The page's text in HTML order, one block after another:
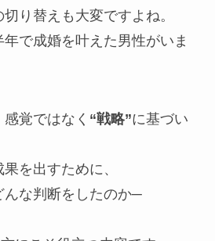
り替えも大変ですよね。
で成婚を叶えた男性がいま
覚ではなく “戦略”に基づい
を出すために、
んな判断をしたのか─